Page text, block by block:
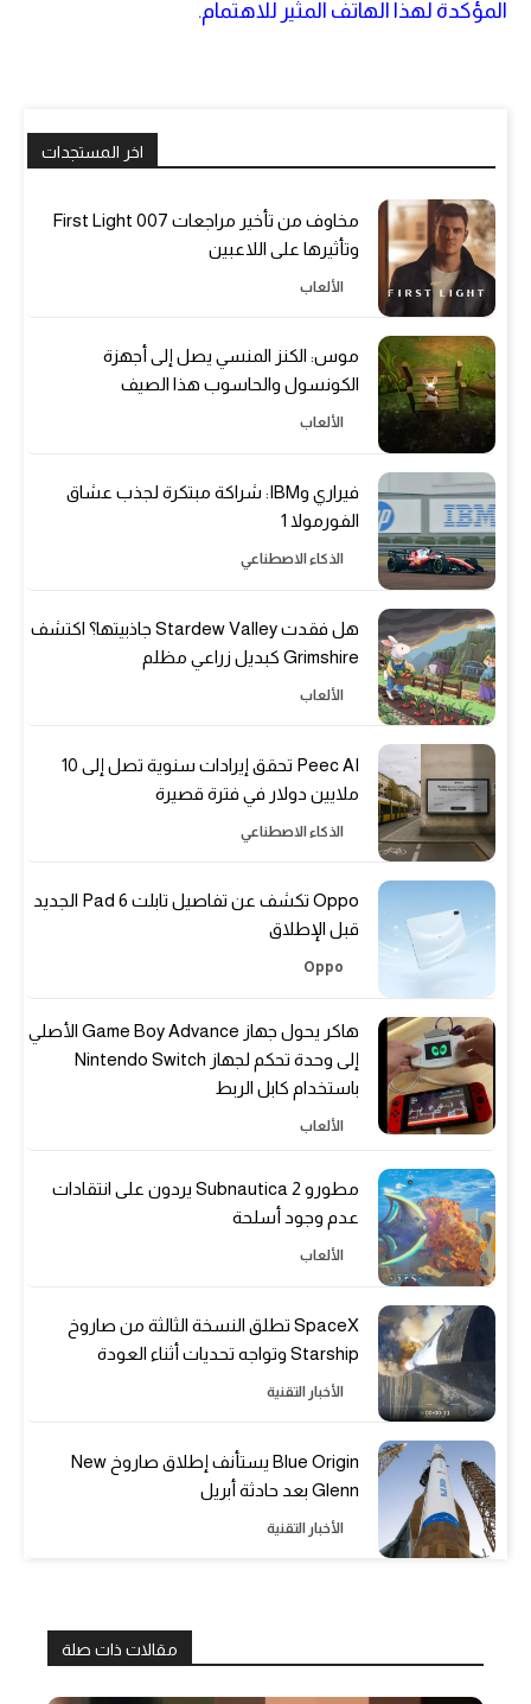
المؤكدة لهذا الهاتف المثير للاهتمام.
اخر المستجدات
مخاوف من تأخير مراجعات 007 First Light
وتأثيرها على اللاعبين
الألعاب
موس: الكنز المنسي يصل إلى أجهزة
الكونسول والحاسوب هذا الصيف
الألعاب
فيراري وIBM: شراكة مبتكرة لجذب عشاق
الفورمولا 1
الذكاء الاصطناعي
هل فقدت Stardew Valley جاذبيتها؟ اكتشف
Grimshire كبديل زراعي مظلم
الألعاب
Peec AI تحقق إيرادات سنوية تصل إلى 10
ملايين دولار في فترة قصيرة
الذكاء الاصطناعي
Oppo تكشف عن تفاصيل تابلت Pad 6 الجديد
قبل الإطلاق
Oppo
هاكر يحول جهاز Game Boy Advance الأصلي
إلى وحدة تحكم لجهاز Nintendo Switch
باستخدام كابل الربط
الألعاب
مطورو Subnautica 2 يردون على انتقادات
عدم وجود أسلحة
الألعاب
SpaceX تطلق النسخة الثالثة من صاروخ
Starship وتواجه تحديات أثناء العودة
الأخبار التقنية
Blue Origin يستأنف إطلاق صاروخ New
Glenn بعد حادثة أبريل
الأخبار التقنية
مقالات ذات صلة